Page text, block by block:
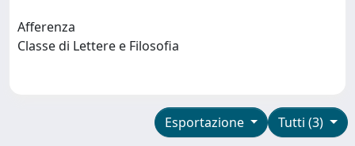
Afferenza
Classe di Lettere e Filosofia
Tutti (3)
Esportazione